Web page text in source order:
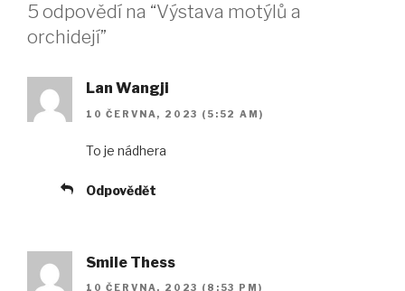
5 odpovědí na “Výstava motýlů a
orchidejí”
Lan Wangji
10 ČERVNA, 2023 (5:52 AM)
To je nádhera
Odpovědět
Smile Thess
10 ČERVNA, 2023 (8:53 PM)